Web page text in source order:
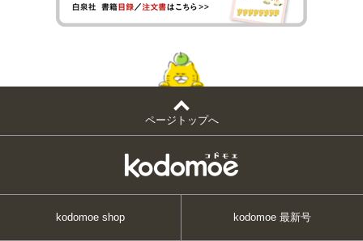
ページトップへ
kodomoe shop kodomoe 最新号